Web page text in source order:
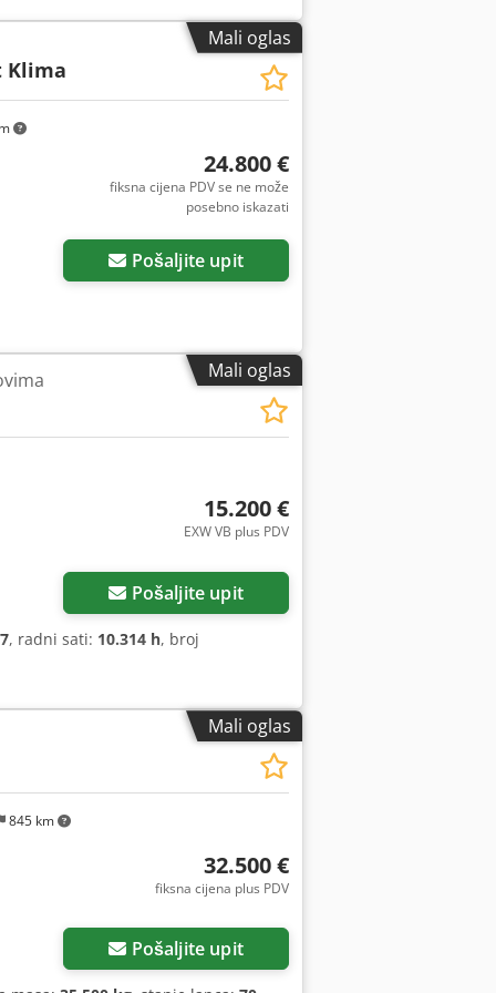
Mali oglas
Klima
24.800 €
fiksna cijena PDV se ne može
posebno iskazati
Pošaljite upit
Mali oglas
15.200 €
EXW VB plus PDV
Pošaljite upit
, radni sati: 10.314 h, broj
Mali oglas
845 km
32.500 €
fiksna cijena plus PDV
Pošaljite upit